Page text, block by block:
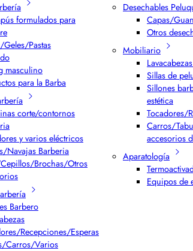
formulados para
Geles/Pastas
masculino
para la Barba
corte/contornos
y varios eléctricos
Navajas Barberia
Brochas/Otros
Barbero
Recepciones/Esperas
Carros/Varios
Desechables
Capas/
Otros
Mobiliario
Sillas de
Sillones
estética
Tocadores/
Carros/
accesorios
Aparatología
Equipos de